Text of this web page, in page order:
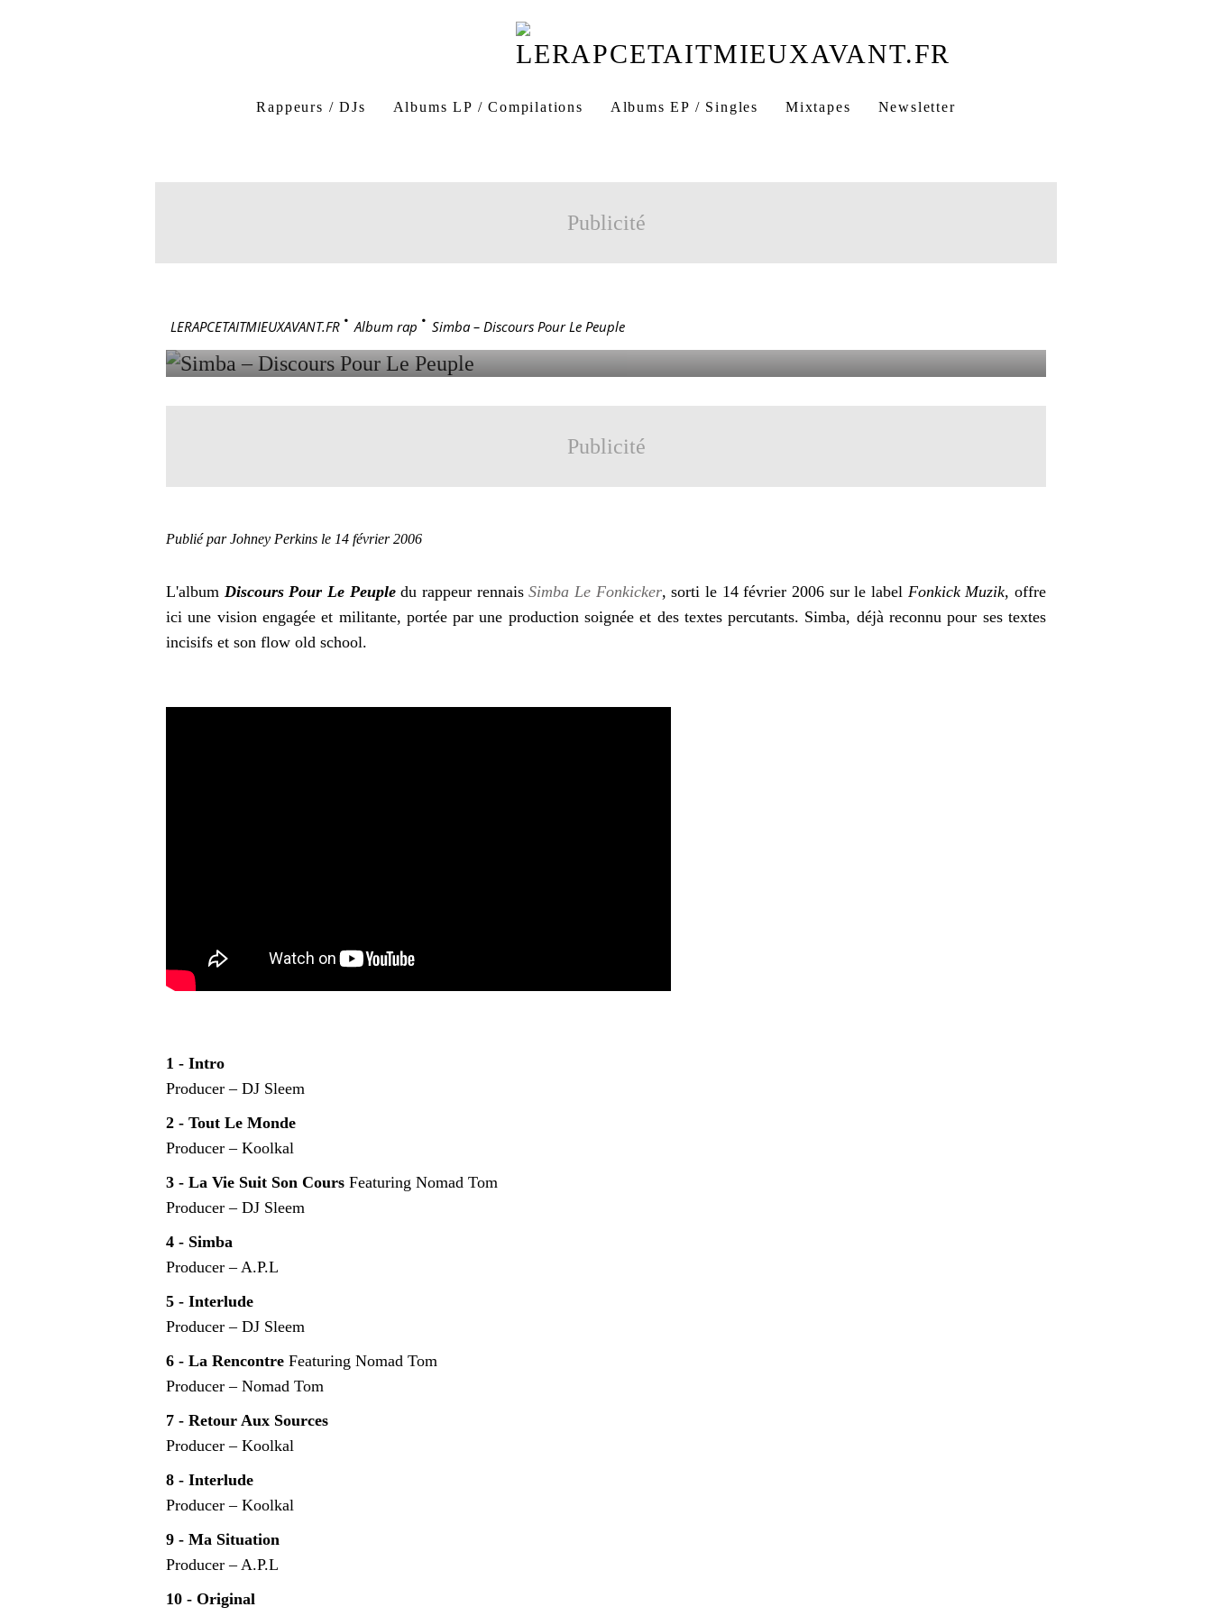
Rappeurs / DJs Albums LP / Compilations Albums EP / Singles Mixtapes Newsletter
Publicité
LERAPCETAITMIEUXAVANT.FR > Album rap > Simba – Discours Pour Le Peuple
Publicité
Publié par Johney Perkins le 14 février 2006
L'album Discours Pour Le Peupledu rappeur rennaisSimba Le Fonkicker, sorti le 14 février 2006 sur le label Fonkick Muzik, offre
ici une vision engagée et militante, portée par une production soignée et des textes percutants. Simba, déjà reconnu pour ses textes
incisifs et son flow old school.
1 - Intro
Producer – DJ Sleem
2 - Tout Le Monde
Producer – Koolkal
3 - La Vie Suit Son Cours Featuring Nomad Tom
Producer – DJ Sleem
4 - Simba
Producer – A.P.L
5 - Interlude
Producer – DJ Sleem
6 - La Rencontre Featuring Nomad Tom
Producer – Nomad Tom
7 - Retour Aux Sources
Producer – Koolkal
8 - Interlude
Producer – Koolkal
9 - Ma Situation
Producer – A.P.L
10 - Original